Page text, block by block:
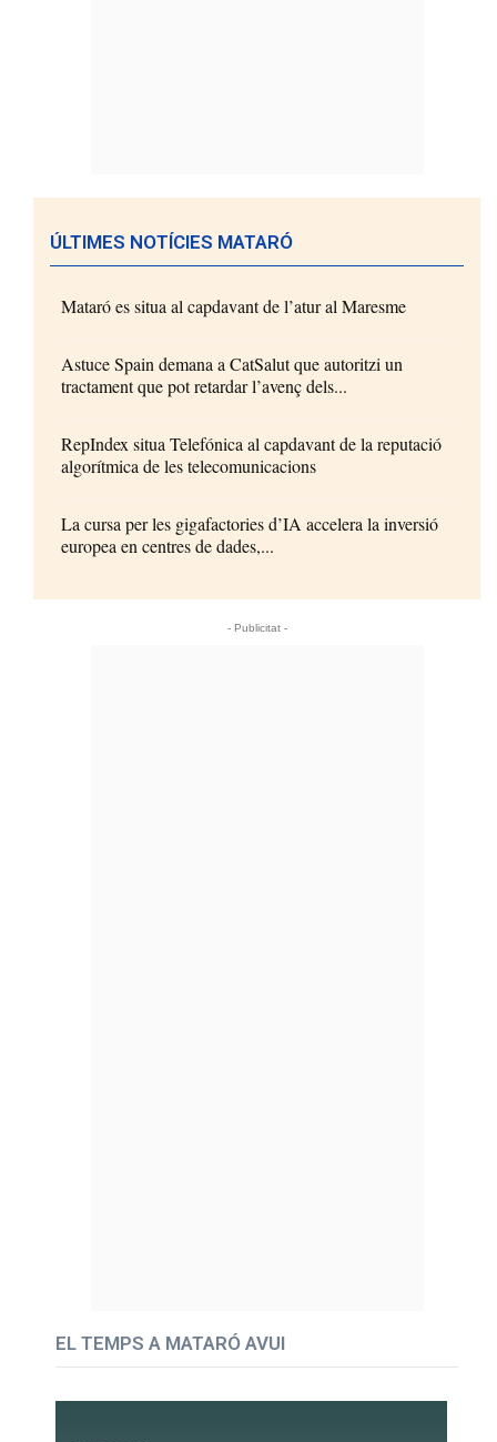
ÚLTIMES NOTÍCIES MATARÓ
Mataró es situa al capdavant de l’atur al Maresme
Astuce Spain demana a CatSalut que autoritzi un
tractament que pot retardar l’avenç dels...
RepIndex situa Telefónica al capdavant de la reputació
algorítmica de les telecomunicacions
La cursa per les gigafactories d’IA accelera la inversió
europea en centres de dades,...
- Publicitat -
EL TEMPS A MATARÓ AVUI